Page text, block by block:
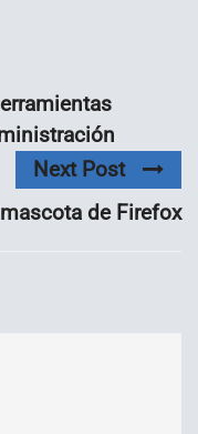
Next Post
de Firefox